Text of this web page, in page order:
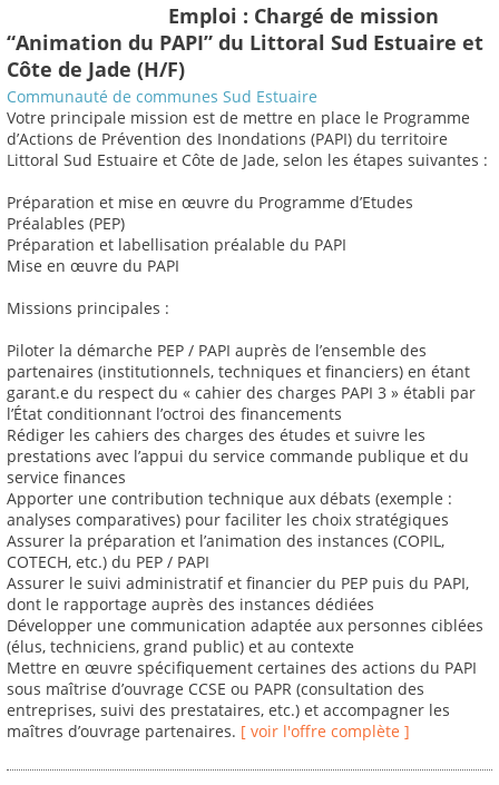
Emploi : Chargé de mission
“Animation du PAPI” du Littoral Sud Estuaire et
Côte de Jade (H/F)
Communauté de communes Sud Estuaire
Votre principale mission est de mettre en place le Programme
d’Actions de Prévention des Inondations (PAPI) du territoire
Littoral Sud Estuaire et Côte de Jade, selon les étapes suivantes :
Préparation et mise en œuvre du Programme d’Etudes
Préalables (PEP)
Préparation et labellisation préalable du PAPI
Mise en œuvre du PAPI
Missions principales :
Piloter la démarche PEP / PAPI auprès de l’ensemble des
partenaires (institutionnels, techniques et financiers) en étant
garant.e du respect du « cahier des charges PAPI 3 » établi par
l’État conditionnant l’octroi des financements
Rédiger les cahiers des charges des études et suivre les
prestations avec l’appui du service commande publique et du
service finances
Apporter une contribution technique aux débats (exemple :
analyses comparatives) pour faciliter les choix stratégiques
Assurer la préparation et l’animation des instances (COPIL,
COTECH, etc.) du PEP / PAPI
Assurer le suivi administratif et financier du PEP puis du PAPI,
dont le rapportage auprès des instances dédiées
Développer une communication adaptée aux personnes ciblées
(élus, techniciens, grand public) et au contexte
Mettre en œuvre spécifiquement certaines des actions du PAPI
sous maîtrise d’ouvrage CCSE ou PAPR (consultation des
entreprises, suivi des prestataires, etc.) et accompagner les
maîtres d’ouvrage partenaires. [ voir l'offre complète ]